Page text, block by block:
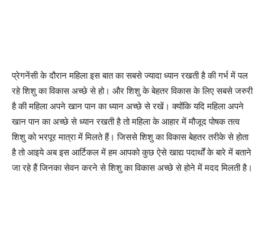
प्रेगनेंसी के दौरान महिला इस बात का सबसे ज्यादा ध्यान रखती है की गर्भ में पल
रहे शिशु का विकास अच्छे से हो। और शिशु के बेहतर विकास के लिए सबसे जरुरी
है की महिला अपने खान पान का ध्यान अच्छे से रखें। क्योंकि यदि महिला अपने
खान पान का अच्छे से ध्यान रखती है तो महिला के आहार में मौजूद पोषक तत्व
शिशु को भरपूर मात्रा में मिलते हैं। जिससे शिशु का विकास बेहतर तरीके से होता
है तो आइये अब इस आर्टिकल में हम आपको कुछ ऐसे खाद्य पदार्थों के बारे में बताने
जा रहे हैं जिनका सेवन करने से शिशु का विकास अच्छे से होने में मदद मिलती है।